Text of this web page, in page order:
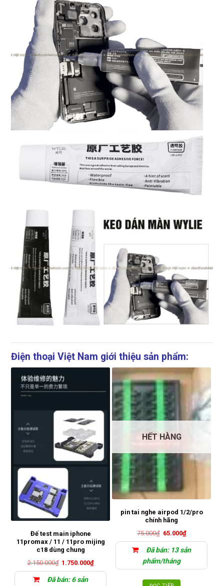
Điện thoại Việt Nam giới thiệu sản phẩm:
Đế test main iphone
11promax / 11 / 11pro mijing
c18 dùng chung
2.150.000₫ Giá
2.150.000₫.
1.750.000₫Giá
hiện
Đã bán: 6 sản
HẾT HÀNG
pin tai nghe airpod 1/2/pro
chính hãng
75.000₫ Giá
75.000₫.
65.000₫Giá
hiện
là:
Đã bán: 13 sản
phẩm/tháng